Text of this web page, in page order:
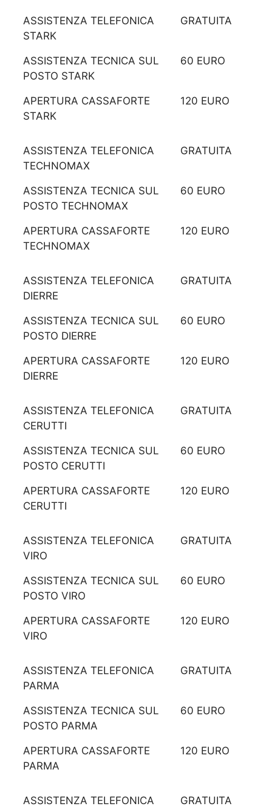
ASSISTENZA TELEFONICA
STARK
GRATUITA
ASSISTENZA TECNICA SUL
POSTO STARK
60 EURO
APERTURA CASSAFORTE
STARK
120 EURO
ASSISTENZA TELEFONICA
TECHNOMAX
GRATUITA
ASSISTENZA TECNICA SUL
POSTO TECHNOMAX
60 EURO
APERTURA CASSAFORTE
TECHNOMAX
120 EURO
ASSISTENZA TELEFONICA
DIERRE
GRATUITA
ASSISTENZA TECNICA SUL
POSTO DIERRE
60 EURO
APERTURA CASSAFORTE
DIERRE
120 EURO
ASSISTENZA TELEFONICA
CERUTTI
GRATUITA
ASSISTENZA TECNICA SUL
POSTO CERUTTI
60 EURO
APERTURA CASSAFORTE
CERUTTI
120 EURO
ASSISTENZA TELEFONICA
VIRO
GRATUITA
ASSISTENZA TECNICA SUL
POSTO VIRO
60 EURO
APERTURA CASSAFORTE
VIRO
120 EURO
ASSISTENZA TELEFONICA
PARMA
GRATUITA
ASSISTENZA TECNICA SUL
POSTO PARMA
60 EURO
APERTURA CASSAFORTE
PARMA
120 EURO
ASSISTENZA TELEFONICA
GRATUITA